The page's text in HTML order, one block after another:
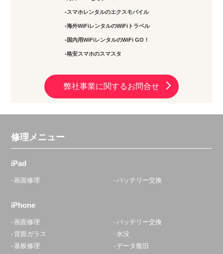
スマホレンタルのエクスモバイル
海外WiFiレンタルのWiFiトラベル
国内用WiFiレンタルのWiFi GO！
格安スマホのスマスタ
弊社事業に関するお問合せ
修理メニュー
iPad
画面修理 バッテリー交換
iPhone
画面修理
バッテリー交換
背面ガラス
水没
基板修理
データ復旧